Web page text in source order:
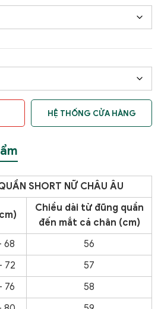
HỆ THỐNG CỬA HÀNG
SHORT NỮ CHÂU ÂU
Chiều dài từ đũng quần
đến mắt cá chân (cm)
68
56
72
57
76
58